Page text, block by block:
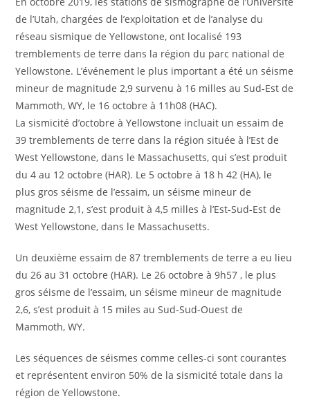
de l’Utah, chargées de l’exploitation et de l’analyse du
réseau sismique de Yellowstone, ont localisé 193
tremblements de terre dans la région du parc national de
Yellowstone. L’événement le plus important a été un séisme
mineur de magnitude 2,9 survenu à 16 milles au Sud-Est de
Mammoth, WY, le 16 octobre à 11h08 (HAC).
La sismicité d’octobre à Yellowstone incluait un essaim de
39 tremblements de terre dans la région située à l’Est de
West Yellowstone, dans le Massachusetts, qui s’est produit
du 4 au 12 octobre (HAR). Le 5 octobre à 18 h 42 (HA), le
plus gros séisme de l’essaim, un séisme mineur de
magnitude 2,1, s’est produit à 4,5 milles à l’Est-Sud-Est de
West Yellowstone, dans le Massachusetts.
Un deuxième essaim de 87 tremblements de terre a eu lieu
du 26 au 31 octobre (HAR). Le 26 octobre à 9h57 , le plus
gros séisme de l’essaim, un séisme mineur de magnitude
2,6, s’est produit à 15 miles au Sud-Sud-Ouest de
Mammoth, WY.
Les séquences de séismes comme celles-ci sont courantes
et représentent environ 50% de la sismicité totale dans la
région de Yellowstone.